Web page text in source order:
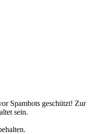
Spambots geschützt! Zur
sein.